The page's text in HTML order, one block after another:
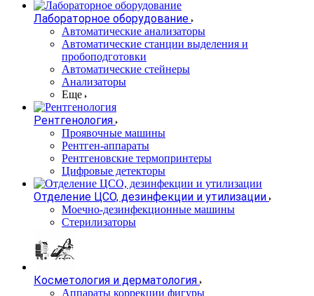
Лабораторное оборудование
Автоматические анализаторы
Автоматические станции выделения и
пробоподготовки
Автоматические стейнеры
Анализаторы
Еще
Рентгенология
Проявочные машины
Рентген-аппараты
Рентгеновские термопринтеры
Цифровые детекторы
Отделение ЦСО, дезинфекции и утилизации
Моечно-дезинфекционные машины
Стерилизаторы
Косметология и дерматология
Аппараты коррекции фигуры